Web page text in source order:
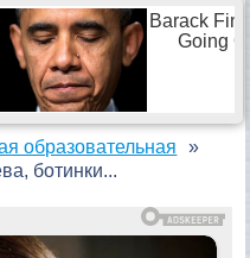
образовательная
ботинки...